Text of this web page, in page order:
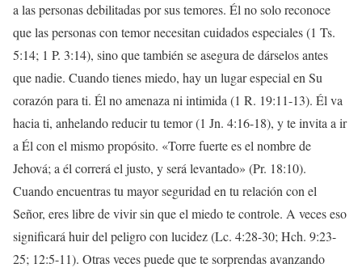
a las personas debilitadas por sus temores. Él no solo reconoce
que las personas con temor necesitan cuidados especiales (1 Ts.
5:14; 1 P. 3:14), sino que también se asegura de dárselos antes
que nadie. Cuando tienes miedo, hay un lugar especial en Su
corazón para ti. Él no amenaza ni intimida (1 R. 19:11-13). Él va
hacia ti, anhelando reducir tu temor (1 Jn. 4:16-18), y te invita a ir
a Él con el mismo propósito. «Torre fuerte es el nombre de
Jehová; a él correrá el justo, y será levantado» (Pr. 18:10).
Cuando encuentras tu mayor seguridad en tu relación con el
Señor, eres libre de vivir sin que el miedo te controle. A veces eso
significará huir del peligro con lucidez (Lc. 4:28-30; Hch. 9:23-
25; 12:5-11). Otras veces puede que te sorprendas avanzando